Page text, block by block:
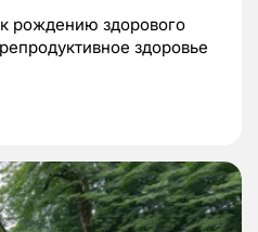
рождению здорового
здоровье